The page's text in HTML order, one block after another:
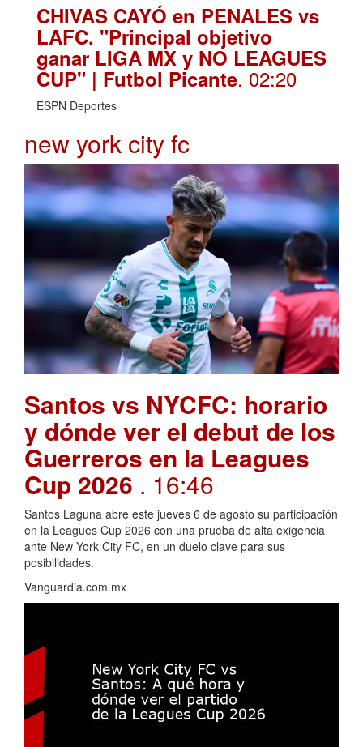
CHIVAS CAYÓ en PENALES vs
LAFC. "Principal objetivo
ganar LIGA MX y NO LEAGUES
CUP" | Futbol Picante. 02:20
ESPN Deportes
new york city fc
Santos vs NYCFC: horario
y dónde ver el debut de los
Guerreros en la Leagues
Cup 2026 . 16:46
Santos Laguna abre este jueves 6 de agosto su participación
en la Leagues Cup 2026 con una prueba de alta exigencia
ante New York City FC, en un duelo clave para sus
posibilidades.
Vanguardia.com.mx